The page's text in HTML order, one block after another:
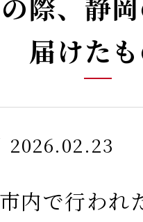
届けた
2026.02.23
内で行われ